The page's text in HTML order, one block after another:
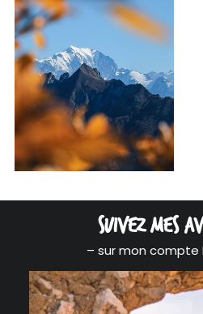
69,00€–129,00
Suivez mes
– sur mon compte